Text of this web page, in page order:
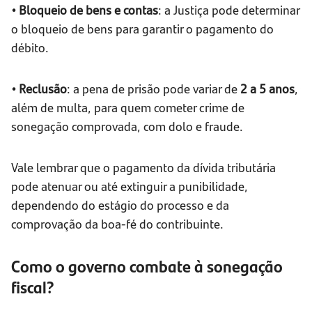
• Bloqueio de bens e contas: a Justiça pode determinar
o bloqueio de bens para garantir o pagamento do
débito.
• Reclusão: a pena de prisão pode variar de 2 a 5 anos,
além de multa, para quem cometer crime de
sonegação comprovada, com dolo e fraude.
Vale lembrar que o pagamento da dívida tributária
pode atenuar ou até extinguir a punibilidade,
dependendo do estágio do processo e da
comprovação da boa-fé do contribuinte.
Como o governo combate à sonegação
fiscal?